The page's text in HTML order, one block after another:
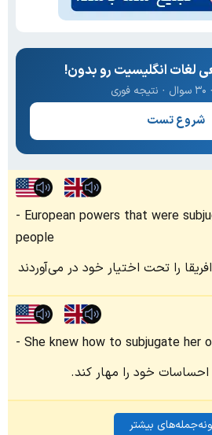
لغات انگلیسیت رو بدون!
شروع تست
European powers that were
people
را تحت اختیار خود در می‌آوردند
She knew how to subjugate her
خود را مهار کند.
بیشتر